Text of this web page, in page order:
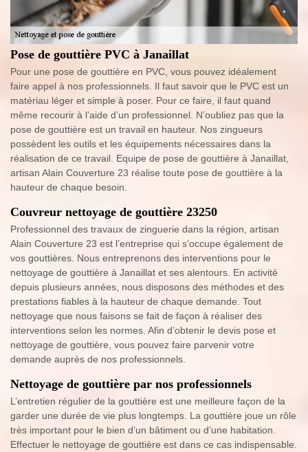
Pose de gouttière PVC à Janaillat
Pour une pose de gouttière en PVC, vous pouvez idéalement
faire appel à nos professionnels. Il faut savoir que le PVC est un
matériau léger et simple à poser. Pour ce faire, il faut quand
même recourir à l’aide d’un professionnel. N’oubliez pas que la
pose de gouttière est un travail en hauteur. Nos zingueurs
possèdent les outils et les équipements nécessaires dans la
réalisation de ce travail. Equipe de pose de gouttière à Janaillat,
artisan Alain Couverture 23 réalise toute pose de gouttière à la
hauteur de chaque besoin.
Couvreur nettoyage de gouttière 23250
Professionnel des travaux de zinguerie dans la région, artisan
Alain Couverture 23 est l’entreprise qui s’occupe également de
vos gouttières. Nous entreprenons des interventions pour le
nettoyage de gouttière à Janaillat et ses alentours. En activité
depuis plusieurs années, nous disposons des méthodes et des
prestations fiables à la hauteur de chaque demande. Tout
nettoyage que nous faisons se fait de façon à réaliser des
interventions selon les normes. Afin d’obtenir le devis pose et
nettoyage de gouttière, vous pouvez faire parvenir votre
demande auprès de nos professionnels.
Nettoyage de gouttière par nos professionnels
L’entretien régulier de la gouttière est une meilleure façon de la
garder une durée de vie plus longtemps. La gouttière joue un rôle
très important pour le bien d’un bâtiment ou d’une habitation.
Effectuer le nettoyage de gouttière est dans ce cas indispensable.